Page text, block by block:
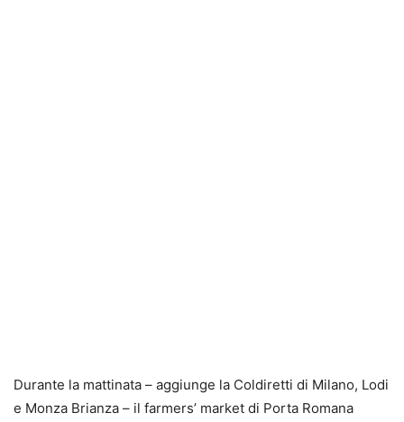
Durante la mattinata – aggiunge la Coldiretti di Milano, Lodi
e Monza Brianza – il farmers’ market di Porta Romana